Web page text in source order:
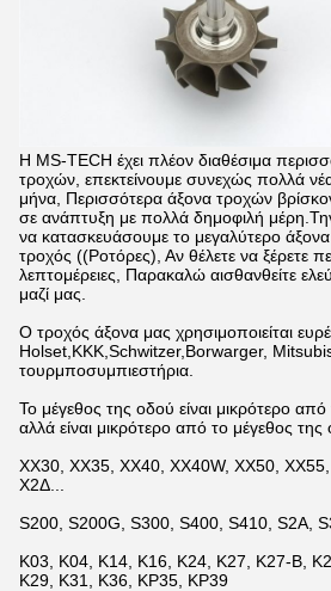
Η MS-TECH έχει πλέον διαθέσιμα
τροχών, επεκτείνουμε συνεχώς πολλά
μήνα, Περισσότερα άξονα τροχών
σε ανάπτυξη με πολλά δημοφιλή
να κατασκευάσουμε το μεγαλύτερο
τροχός ((Ροτόρες), Αν θέλετε να ξέρετε
λεπτομέρειες, Παρακαλώ αισθανθείτε
μαζί μας.
Ο τροχός άξονα μας χρησιμοποιείται
Holset,KKK,Schwitzer,Borwarger,
τουρμποσυμπιεστήρια.
Το μέγεθος της οδού είναι μικρότερο
αλλά είναι μικρότερο από το μέγεθος της
ΧΧ30, ΧΧ35, ΧΧ40, ΧΧ40W, ΧΧ50,
Χ2Δ...
S200, S200G, S300, S400, S410, S2A,
K03, K04, K14, K16, K24, K27, K27-B,
K29, K31, K36, KP35, KP39